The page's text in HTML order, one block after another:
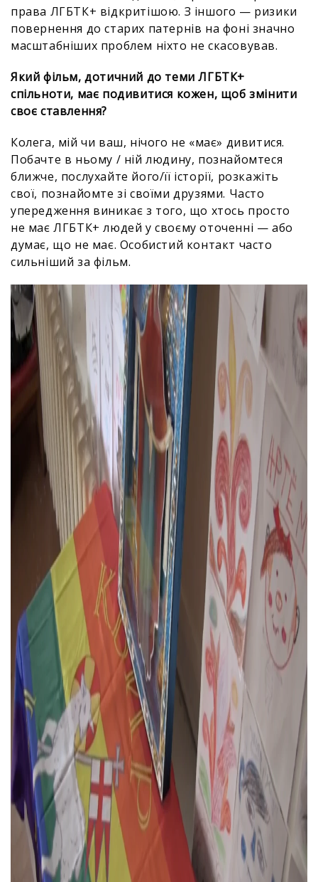
права ЛГБТК+ відкритішою. З іншого — ризики
повернення до старих патернів на фоні значно
масштабніших проблем ніхто не скасовував.
Який фільм, дотичний до теми ЛГБТК+
спільноти, має подивитися кожен, щоб змінити
своє ставлення?
Колега, мій чи ваш, нічого не «має» дивитися.
Побачте в ньому / ній людину, познайомтеся
ближче, послухайте його/її історії, розкажіть
свої, познайомте зі своїми друзями. Часто
упередження виникає з того, що хтось просто
не має ЛГБТК+ людей у своєму оточенні — або
думає, що не має. Особистий контакт часто
сильніший за фільм.